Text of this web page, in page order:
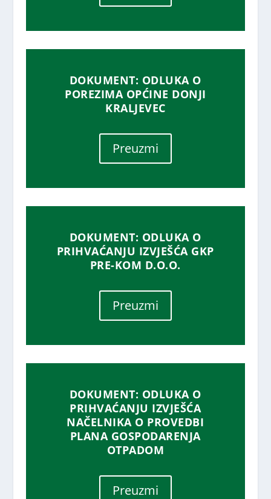
DOKUMENT: ODLUKA O
POREZIMA OPĆINE DONJI
KRALJEVEC
Preuzmi
DOKUMENT: ODLUKA O
PRIHVAĆANJU IZVJEŠĆA GKP
PRE-KOM D.O.O.
Preuzmi
DOKUMENT: ODLUKA O
PRIHVAĆANJU IZVJEŠĆA
NAČELNIKA O PROVEDBI
PLANA GOSPODARENJA
OTPADOM
Preuzmi